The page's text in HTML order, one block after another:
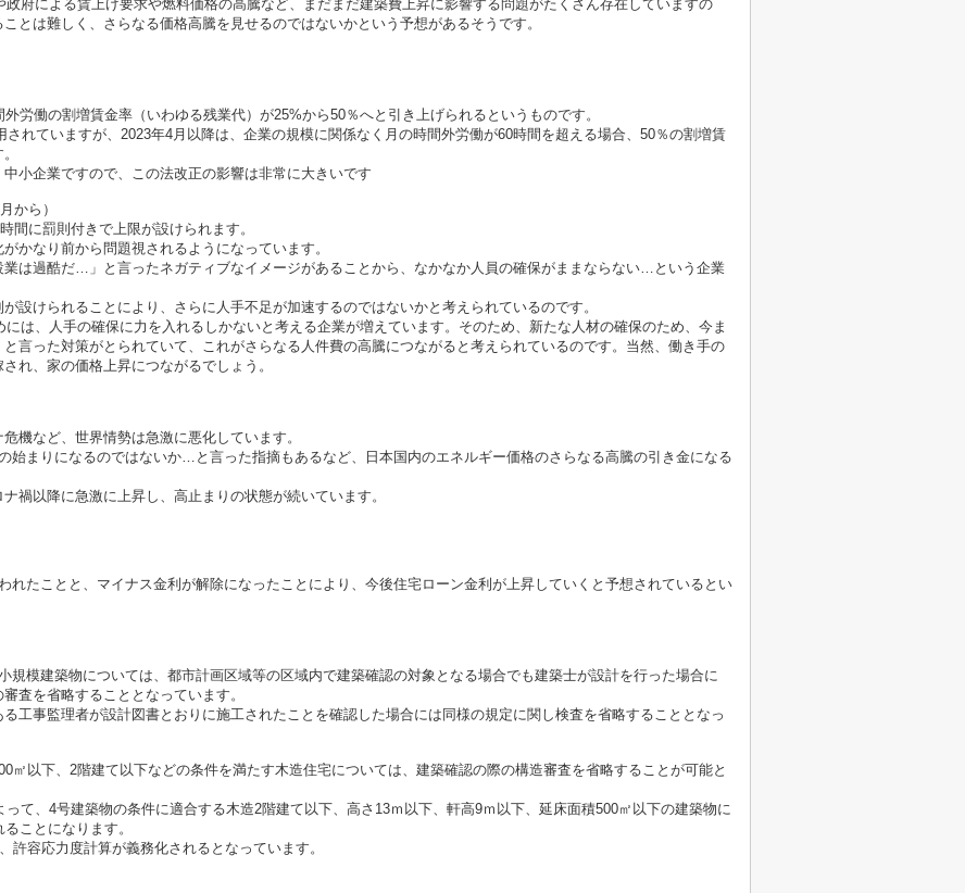
府による賃上げ要求や燃料価格の高騰など、まだまだ建築費上昇に影響する問題がたくさん存在していますの
とは難しく、さらなる価格高騰を見せるのではないかという予想があるそうです。
労働の割増賃金率（いわゆる残業代）が25%から50％へと引き上げられるというものです。
れていますが、2023年4月以降は、企業の規模に関係なく月の時間外労働が60時間を超える場合、50％の割増賃
小企業ですので、この法改正の影響は非常に大きいです
から）
間に罰則付きで上限が設けられます。
かなり前から問題視されるようになっています。
は過酷だ…」と言ったネガティブなイメージがあることから、なかなか人員の確保がままならない…という企業
設けられることにより、さらに人手不足が加速するのではないかと考えられているのです。
は、人手の確保に力を入れるしかないと考える企業が増えています。そのため、新たな人材の確保のため、今ま
言った対策がとられていて、これがさらなる人件費の高騰につながると考えられているのです。当然、働き手の
れ、家の価格上昇につながるでしょう。
機など、世界情勢は急激に悪化しています。
始まりになるのではないか…と言った指摘もあるなど、日本国内のエネルギー価格のさらなる高騰の引き金になる
禍以降に急激に上昇し、高止まりの状態が続いています。
れたことと、マイナス金利が解除になったことにより、今後住宅ローン金利が上昇していくと予想されているとい
規模建築物については、都市計画区域等の区域内で建築確認の対象となる場合でも建築士が設計を行った場合に
査を省略することとなっています。
工事監理者が設計図書とおりに施工されたことを確認した場合には同様の規定に関し検査を省略することとなっ
㎡以下、2階建て以下などの条件を満たす木造住宅については、建築確認の際の構造審査を省略することが可能と
て、4号建築物の条件に適合する木造2階建て以下、高さ13ｍ以下、軒高9ｍ以下、延床面積500㎡以下の建築物に
ことになります。
許容応力度計算が義務化されるとなっています。